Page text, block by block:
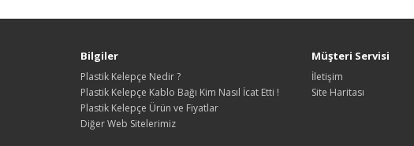
Bilgiler
Plastik Kelepçe Nedir ?
Plastik Kelepçe Kablo Bağı Kim Nasıl İcat Etti !
Plastik Kelepçe Ürün ve Fiyatlar
Diğer Web Sitelerimiz
Müşteri Servisi
İletişim
Site Haritası